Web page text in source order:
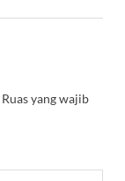
Ruas yang wajib